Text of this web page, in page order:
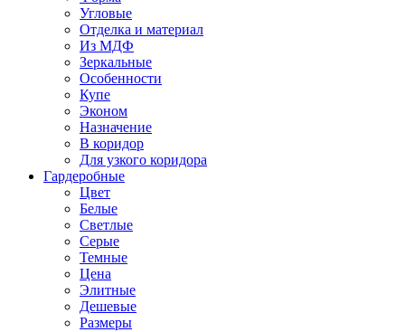
Угловые
Отделка и материал
Из МДФ
Зеркальные
Особенности
Купе
Эконом
Назначение
В коридор
Для узкого коридора
Гардеробные
Цвет
Белые
Светлые
Серые
Темные
Цена
Элитные
Дешевые
Размеры